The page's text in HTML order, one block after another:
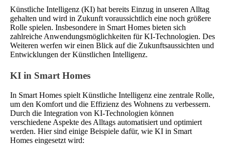
Künstliche Intelligenz (KI) hat bereits Einzug in unseren Alltag
gehalten und wird in Zukunft voraussichtlich eine noch größere
Rolle spielen. Insbesondere in Smart Homes bieten sich
zahlreiche Anwendungsmöglichkeiten für KI-Technologien. Des
Weiteren werfen wir einen Blick auf die Zukunftsaussichten und
Entwicklungen der Künstlichen Intelligenz.
KI in Smart Homes
In Smart Homes spielt Künstliche Intelligenz eine zentrale Rolle,
um den Komfort und die Effizienz des Wohnens zu verbessern.
Durch die Integration von KI-Technologien können
verschiedene Aspekte des Alltags automatisiert und optimiert
werden. Hier sind einige Beispiele dafür, wie KI in Smart
Homes eingesetzt wird: